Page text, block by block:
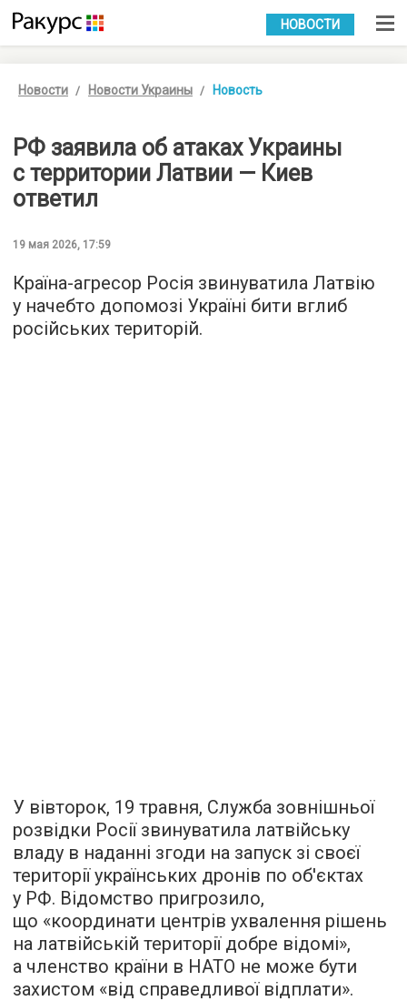
УКР РУС
НОВОСТИ
Новости Новости Украины Новость
РФ заявила об атаках Украины
с территории Латвии — Киев
ответил
19 мая 2026, 17:59
Країна-агресор Росія звинуватила Латвію
у начебто допомозі Україні бити вглиб
російських територій.
У вівторок, 19 травня, Служба зовнішньої
розвідки Росії звинуватила латвійську
владу в наданні згоди на запуск зі своєї
території українських дронів по об'єктах
у РФ. Відомство пригрозило,
що «координати центрів ухвалення рішень
на латвійській території добре відомі»,
а членство країни в НАТО не може бути
захистом «від справедливої відплати».